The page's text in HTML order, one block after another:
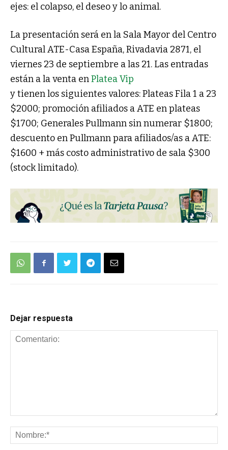
ejes: el colapso, el deseo y lo animal.
La presentación será en la Sala Mayor del Centro
Cultural ATE-Casa España, Rivadavia 2871, el
viernes 23 de septiembre a las 21. Las entradas
están a la venta enPlatea Vip
y tienen los siguientes valores: Plateas Fila 1 a 23
$2000; promoción afiliados a ATE en plateas
$1700; Generales Pullmann sin numerar $1800;
descuento en Pullmann para afiliados/as a ATE:
$1600 + más costo administrativo de sala $300
(stock limitado).
Dejar respuesta